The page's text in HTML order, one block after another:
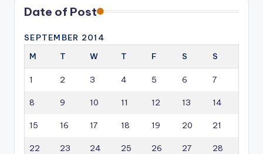
Date of Post
SEPTEMBER 2014
M
T W T F S S
1 2 3 4 5 6 7
8 9 10 11 12 13 14
15 16 17 18 19 20 21
22 23 24 25 26 27 28